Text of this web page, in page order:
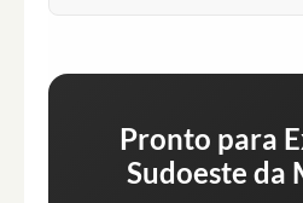
Pronto para
Sudoeste da